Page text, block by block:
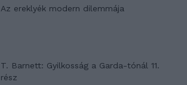
Az ereklyék modern dilemmája
T. Barnett: Gyilkosság a Garda-tónál 11.
rész